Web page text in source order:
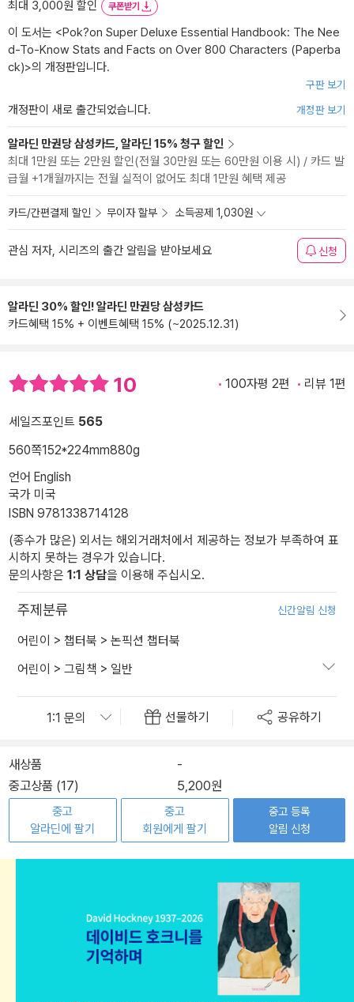
최대 3,000원 할인
쿠폰받기
이 도서는 <Pok?on Super Deluxe Essential Handbook: The Nee
d-To-Know Stats and Facts on Over 800 Characters (Paperba
ck)>의 개정판입니다.
구판 보기
개정판이 새로 출간되었습니다. 개정판 보기
알라딘 만권당 삼성카드, 알라딘 15% 청구 할인
최대 1만원 또는 2만원 할인(전월 30만원 또는 60만원 이용 시) / 카드 발
급월 +1개월까지는 전월 실적이 없어도 최대 1만원 혜택 제공
카드/간편결제 할인 무이자 할부 소득공제 1,030원
관심 저자, 시리즈의 출간 알림을 받아보세요 신청
알라딘 30% 할인! 알라딘 만권당 삼성카드
카드혜택 15% + 이벤트혜택 15% (~2025.12.31)
10 100자평 2편 리뷰 1편
세일즈포인트 565
560쪽152*224mm880g
언어 English
국가 미국
ISBN 9781338714128
(종수가 많은) 외서는 해외거래처에서 제공하는 정보가 부족하여 표
시하지 못하는 경우가 있습니다.
문의사항은 1:1 상담을 이용해 주십시오.
주제분류 신간알림 신청
어린이 > 챕터북 > 논픽션 챕터북
어린이 > 그림책 > 일반
선물하기 공유하기
새상품
-
중고상품 (17)
5,200원
중고
알라딘에 팔기
중고
회원에게 팔기
중고 등록
알림 신청